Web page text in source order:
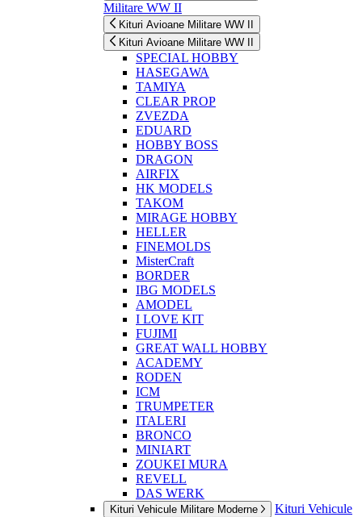
Militare WW II
Kituri Avioane Militare WW II
Kituri Avioane Militare WW II
SPECIAL HOBBY
HASEGAWA
TAMIYA
CLEAR PROP
ZVEZDA
EDUARD
HOBBY BOSS
DRAGON
AIRFIX
HK MODELS
TAKOM
MIRAGE HOBBY
HELLER
FINEMOLDS
MisterCraft
BORDER
IBG MODELS
AMODEL
I LOVE KIT
FUJIMI
GREAT WALL HOBBY
ACADEMY
RODEN
ICM
TRUMPETER
ITALERI
BRONCO
MINIART
ZOUKEI MURA
REVELL
DAS WERK
Kituri Vehicule Militare Moderne
Kituri Vehicule